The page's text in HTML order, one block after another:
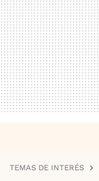
TEMAS DE INTERÉS